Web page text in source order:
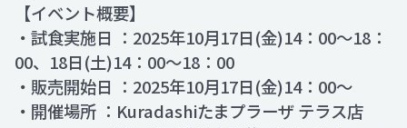
【イベント概要】
・試食実施日 ：2025年10月17日(金)14：00～18：
00、18日(土)14：00～18：00
・販売開始日 ：2025年10月17日(金)14：00～
・開催場所 ：Kuradashiたまプラーザ テラス店